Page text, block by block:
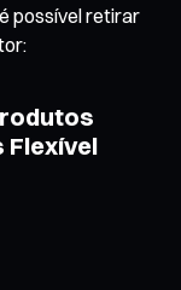
possível retirar
Flexível